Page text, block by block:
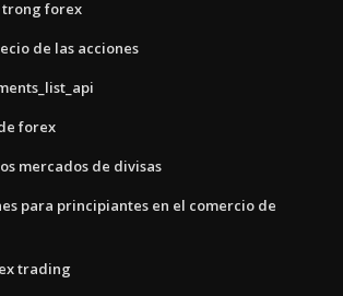
trong forex
de las acciones
forex
mercados de divisas
para principiantes en el comercio de
trading